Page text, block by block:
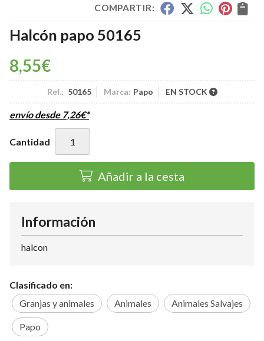
COMPARTIR:
Halcón papo 50165
8,55€
Ref.: 50165 Marca: Papo EN STOCK
envío desde 7,26€*
Cantidad
Añadir a la cesta
Información
halcon
Clasificado en:
Granjas y animales
Animales Animales Salvajes
Papo